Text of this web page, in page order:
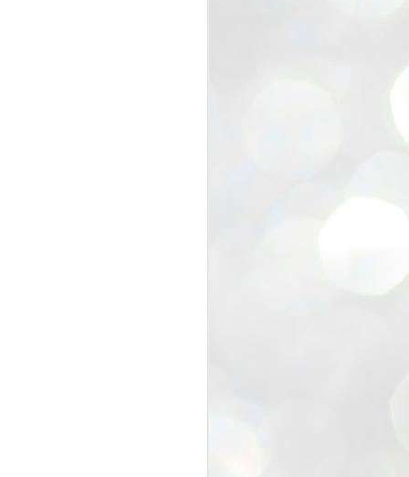
that the movement’s biggest
resignation of education minister
willingness of people to question the
interest.
When we started this protest,